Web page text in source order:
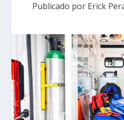
Publicado por Erick